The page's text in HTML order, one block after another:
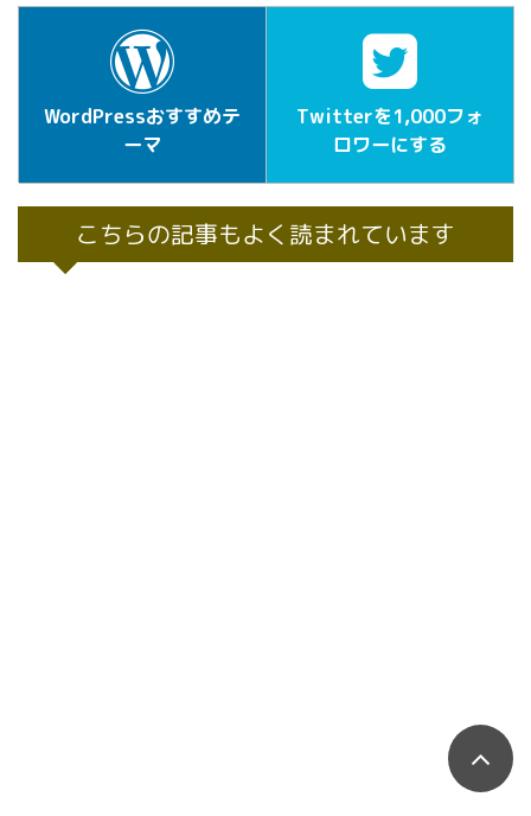
WordPressおすすめテ
ーマ
Twitterを1,000フォ
ロワーにする
こちらの記事もよく読まれています